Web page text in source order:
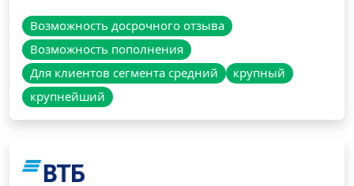
Возможность досрочного отзыва
Возможность пополнения
Для клиентов сегмента средний
крупный
крупнейший